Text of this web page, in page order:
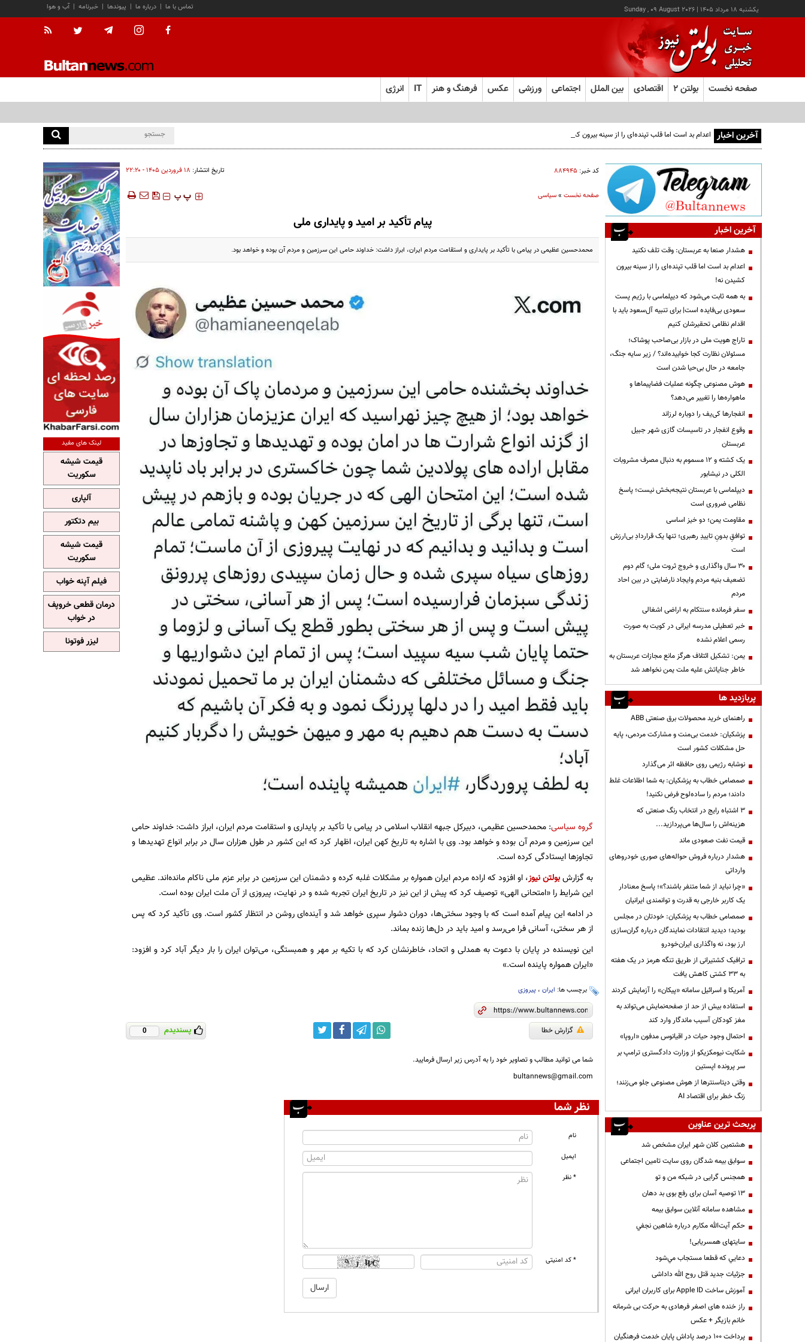
يکشنبه ۱۸ مرداد ۱۴۰۵ |
Sunday , 09 August 2026 آب و هوا | خبرنامه | پیوندها | درباره ما | تماس با ما
صفحه نخست بولتن ۲ اقتصادی بین الملل اجتماعی ورزشی عکس فرهنگ و هنر IT انرژی
آخرین اخبار اعدام بد است اما قلب تپنده‌ای را از سینه بیرون کشیدن نه!
کد خبر: ۸۸۴۹۴۵ تاریخ انتشار: ۱۸ فروردين ۱۴۰۵ - ۲۲:۲۰
صفحه نخست»سیاسی ‍‍‍ پ پ
پیام تأکید بر امید و پایداری ملی
محمدحسین عظیمی در پیامی با تأکید بر پایداری و استقامت مردم ایران، ابراز داشت: خداوند حامی این سرزمین و مردم آن بوده و خواهد بود.
گروه سیاسی: محمدحسین عظیمی، دبیرکل جبهه انقلاب اسلامی در پیامی با تأکید بر پایداری و استقامت مردم ایران، ابراز داشت: خداوند حامی
این سرزمین و مردم آن بوده و خواهد بود. وی با اشاره به تاریخ کهن ایران، اظهار کرد که این کشور در طول هزاران سال در برابر انواع تهدیدها و
تجاوزها ایستادگی کرده است.
به گزارشبولتن نیوز، او افزود که اراده مردم ایران همواره بر مشکلات غلبه کرده و دشمنان این سرزمین در برابر عزم ملی ناکام مانده‌اند. عظیمی
این شرایط را «امتحانی الهی» توصیف کرد که پیش از این نیز در تاریخ ایران تجربه شده و در نهایت، پیروزی از آن ملت ایران بوده است.
در ادامه این پیام آمده است که با وجود سختی‌ها، دوران دشوار سپری خواهد شد و آینده‌ای روشن در انتظار کشور است. وی تأکید کرد که پس
از هر سختی، آسانی فرا می‌رسد و امید باید در دل‌ها زنده بماند.
این نویسنده در پایان با دعوت به همدلی و اتحاد، خاطرنشان کرد که با تکیه بر مهر و همبستگی، می‌توان ایران را بار دیگر آباد کرد و افزود:
«ایران همواره پاینده است.»
برچسب ها: ایران، پیروزی
گزارش خطا پسندیدم 0
شما می توانید مطالب و تصاویر خود را به آدرس زیر ارسال فرمایید.
bultannews@gmail.com
نظر شما
نام
ایمیل
* نظر
* کد امنیتی
آخرین اخبار
هشدار صنعا به عربستان: وقت تلف نکنید
اعدام بد است اما قلب تپنده‌ای را از سینه بیرون
کشیدن نه!
به همه ثابت می‌شود که دیپلماسی با رژیم پست
سعودی بی‌فایده است| برای تنبیه آل‌سعود باید با
اقدام نظامی تحقیرشان کنیم
تاراج هویت ملی در بازار بی‌صاحب پوشاک؛
مسئولان نظارت کجا خوابیده‌اند؟ / زیر سایه جنگ،
جامعه در حال بی‌حیا شدن است
هوش مصنوعی چگونه عملیات فضاپیماها و
ماهواره‌ها را تغییر می‌دهد؟
انفجارها کی‌یف را دوباره لرزاند
وقوع انفجار در تاسیسات گازی شهر جبیل
عربستان
یک کشته و ۱۲ مسموم به دنبال مصرف مشروبات
الکلی در نیشابور
دیپلماسی با عربستان نتیجه‌بخش نیست؛ پاسخ
نظامی ضروری است
مقاومت یمن؛ دو خیز اساسی
توافقِ بدونِ تاییدِ رهبری؛ تنها یک قراردادِ بی‌ارزش
است
۳۰ سال واگذاری و خروج ثروت ملی؛ گام دوم
تضعیف بنیه مردم وایجاد نارضایتی در بین احاد
مردم
سفر فرمانده سنتکام به اراضی اشغالی
خبر تعطیلی مدرسه ایرانی در کویت به صورت
رسمی اعلام نشده
یمن: تشکیل ائتلاف هرگز مانع مجازات عربستان به
خاطر جنایاتش علیه ملت یمن نخواهد شد
پربازدید ها
راهنمای خرید محصولات برق صنعتی ABB
پزشکیان: خدمت بی‌منت و مشارکت مردمی، پایه
حل مشکلات کشور است
نوشابه رژیمی روی حافظه اثر می‌گذارد
صمصامی خطاب به پزشکیان: به شما اطلاعات غلط
دادند؛ مردم را ساده‌لوح فرض نکنید!
3 اشتباه رایج در انتخاب رنگ صنعتی که
هزینه‌اش را سال‌ها می‌پردازید...
قیمت نفت صعودی ماند
هشدار درباره فروش حواله‌های صوری خودروهای
وارداتی
«چرا نباید از شما متنفر باشند؟»؛ پاسخ معنادار
یک کاربر خارجی به قدرت و توانمندی ایرانیان
صمصامی خطاب به پزشکیان: خودتان در مجلس
بودید؛ دیدید انتقادات نمایندگان درباره گران‌سازی
ارز بود، نه واگذاری ایران‌خودرو
ترافیک کشتیرانی از طریق تنگه هرمز در یک هفته
به ۳۳ کشتی کاهش یافت
آمریکا و اسرائیل سامانه «پیکان» را آزمایش کردند
استفاده بیش از حد از صفحه‌نمایش می‌تواند به
مغز کودکان آسیب ماندگار وارد کند
احتمال وجود حیات در اقیانوس مدفون «اروپا»
شکایت نیومکزیکو از وزارت دادگستری ترامپ بر
سر پرونده اپستین
وقتی دیتاسنترها از هوش مصنوعی جلو می‌زنند؛
زنگ خطر برای اقتصاد AI
پربحث ترین عناوین
هشتمین کلان شهر ایران مشخص شد
سوابق بیمه شدگان روی سایت تامین اجتماعی
همجنس گرایی در شبکه من و تو
13 توصیه آسان برای رفع بوی بد دهان
مشاهده سامانه آنلاين سوابق بیمه
حكم آيت‌الله مكارم درباره شاهين نجفي
سایتهای همسریابی!
دعايي كه قطعا مستجاب مي‌شود
جزئیات جدید قتل روح الله داداشی
آموزش ساخت Apple ID برای کاربران ایرانی
راز خنده های اصغر فرهادی به حرکت بی شرمانه
خانم بازیگر + عکس
پرداخت ۱۰۰ درصد پاداش پایان خدمت فرهنگیان
لینک های مفید
قیمت شیشه
سکوریت
آلپاری
بیم دتکتور
قیمت شیشه
سکوریت
فیلم آپنه خواب
درمان قطعی خروپف
در خواب
لیزر فوتونا